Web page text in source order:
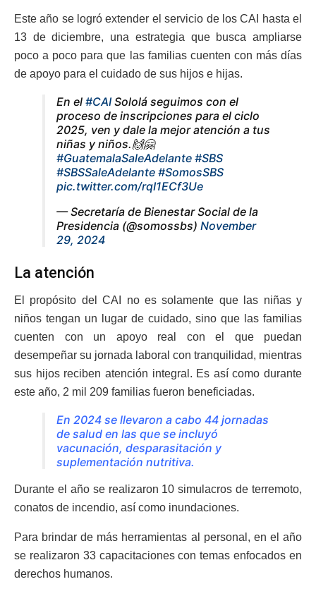
Este año se logró extender el servicio de los CAI hasta el
13 de diciembre, una estrategia que busca ampliarse
poco a poco para que las familias cuenten con más días
de apoyo para el cuidado de sus hijos e hijas.
En el #CAISololá seguimos con el
proceso de inscripciones para el ciclo
2025, ven y dale la mejor atención a tus
niñas y niños.🙌🤗
#GuatemalaSaleAdelante #SBS
#SBSSaleAdelante #SomosSBS
pic.twitter.com/rqI1ECf3Ue
— Secretaría de Bienestar Social de la
Presidencia (@somossbs) November
29, 2024
La atención
El propósito del CAI no es solamente que las niñas y
niños tengan un lugar de cuidado, sino que las familias
cuenten con un apoyo real con el que puedan
desempeñar su jornada laboral con tranquilidad, mientras
sus hijos reciben atención integral. Es así como durante
este año, 2 mil 209 familias fueron beneficiadas.
En 2024 se llevaron a cabo 44 jornadas
de salud en las que se incluyó
vacunación, desparasitación y
suplementación nutritiva.
Durante el año se realizaron 10 simulacros de terremoto,
conatos de incendio, así como inundaciones.
Para brindar de más herramientas al personal, en el año
se realizaron 33 capacitaciones con temas enfocados en
derechos humanos.